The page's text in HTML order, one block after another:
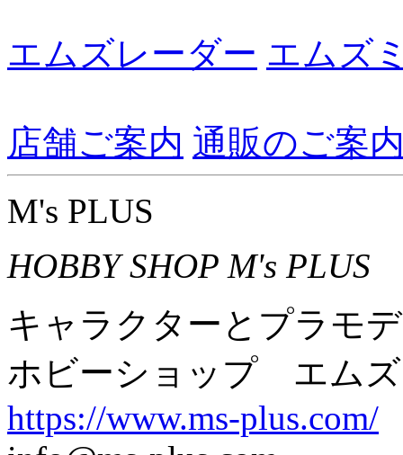
エムズレーダー エムズ
店舗ご案内 通販のご案
M's PLUS
HOBBY SHOP M's PLUS
キャラクターとプラモ
ホビーショップ エム
https://www.ms-plus.com/